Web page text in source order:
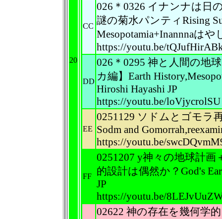
20
CC
026＊0326 イナンナは日
謎の菊水パンティRising
Mesopotamia+Inannnaはや
https://youtu.be/
DD
026＊0295 神と人間の
カ編】Earth
Hiroshi Hayashi JP
https://youtu.be/loVjycrolSU
EE
0251129 ソドムとゴモラ
Sodm and
https://youtu.be/
FF
0251207 y神々の地球計
的設計は偶然か？God's
JP
https://youtu.be/
02622 神の存在を幾何学